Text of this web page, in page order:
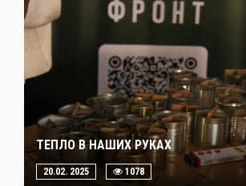
ТЕПЛО В НАШИХ РУКАХ
20.02. 2025 1078